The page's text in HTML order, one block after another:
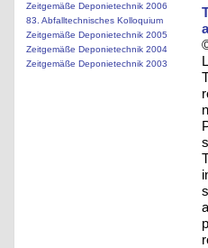
Zeitgemäße Deponietechnik 2006
83. Abfalltechnisches Kolloquium
Zeitgemäße Deponietechnik 2005
Zeitgemäße Deponietechnik 2004
Zeitgemäße Deponietechnik 2003